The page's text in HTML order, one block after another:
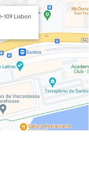
109 Lisbon